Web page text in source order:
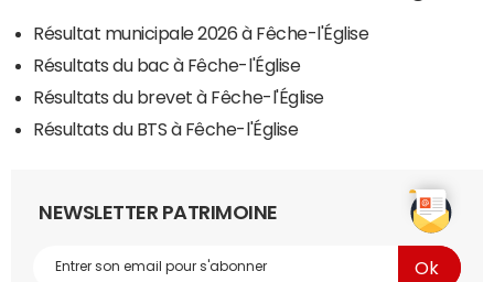
Résultat municipale 2026 à Fêche-l'Église
Résultats du bac à Fêche-l'Église
Résultats du brevet à Fêche-l'Église
Résultats du BTS à Fêche-l'Église
NEWSLETTER PATRIMOINE